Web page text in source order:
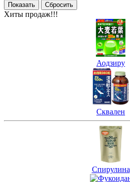
Хиты продаж!!!
Аодзиру
Сквален
Спирулина